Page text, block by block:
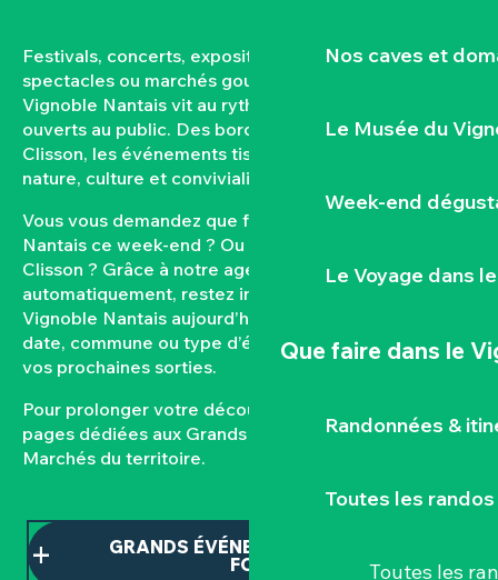
Nos caves et
Le Musée du
Week-end
Le Voyage dans
Que faire dans le
Randonnées &
Toutes les randos
Toutes les
Festivals, concerts, expositions, vendanges,
spectacles ou marchés gourmands… Toute l’année, le
Vignoble Nantais vit au rythme de ses rendez-vous
ouverts au public. Des bords de Loire aux coteaux de
Clisson, les événements tissent un lien fort entre
nature, culture et convivialité.
Vous vous demandez que faire dans le Vignoble
Nantais ce week-end ? Ou quel est l’agenda de
Clisson ? Grâce à notre agenda mis à jour
automatiquement, restez informés des sorties dans le
Vignoble Nantais aujourd’hui et à venir. Filtrez par
date, commune ou type d’événement pour composer
vos prochaines sorties.
Pour prolonger votre découverte, consultez nos
pages dédiées aux Grands événements et aux
Marchés du territoire.
GRANDS ÉVÉNEMENTS ET TEMPS
FORTS